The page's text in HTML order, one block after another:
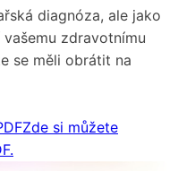
diagnóza, ale jako
zdravotnímu
se měli obrátit na
Zde si můžete